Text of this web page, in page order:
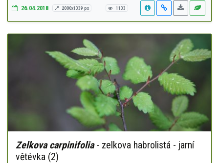
26.04.2018 2000x1339 px 1133
Zelkova carpinifolia- zelkova habrolistá - jarní
větévka (2)